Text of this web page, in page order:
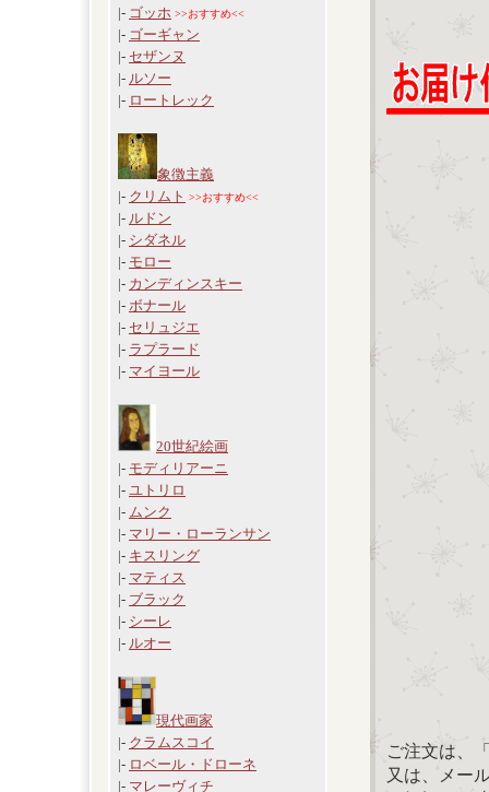
|- ゴッホ >>おすすめ<<
|- ゴーギャン
|- セザンヌ
|- ルソー
|- ロートレック
象徴主義
|- クリムト >>おすすめ<<
|- ルドン
|- シダネル
|- モロー
|- カンディンスキー
|- ボナール
|- セリュジエ
|- ラプラード
|- マイヨール
20世紀絵画
|- モディリアーニ
|- ユトリロ
|- ムンク
|- マリー・ローランサン
|- キスリング
|- マティス
|- ブラック
|- シーレ
|- ルオー
現代画家
|- クラムスコイ
|- ロベール・ドローネ
|- マレーヴィチ
ご注文は、
又は、メー